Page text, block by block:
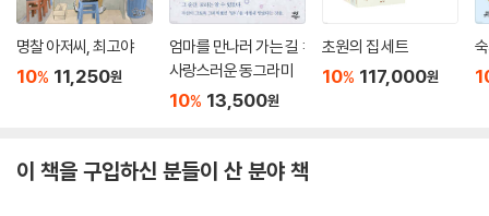
명찰 아저씨, 최고야
10% 11,250원
엄마를 만나러 가는 길 :
사랑스러운 동그라미
10% 13,500원
초원의 집 세트
10% 117,000원
이 책을 구입하신 분들이 산 분야 책